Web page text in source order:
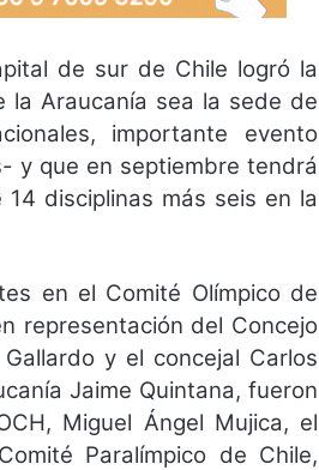
de sur de Chile logró la
la Araucanía sea la sede de
importante evento
y que en septiembre tendrá
disciplinas más seis en la
en el Comité Olímpico de
representación del Concejo
y el concejal Carlos
Jaime Quintana, fueron
Miguel Ángel Mujica, el
Paralímpico de Chile,